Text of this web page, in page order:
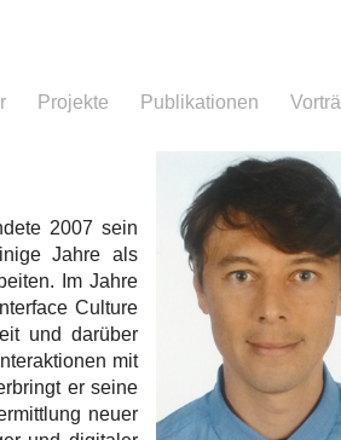
Projekte Publikationen
2007 sein
Jahre als
Im Jahre
Culture
und darüber
mit
er seine
neuer